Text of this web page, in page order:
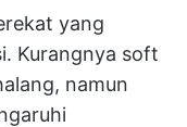
yang
Kurangnya soft
namun